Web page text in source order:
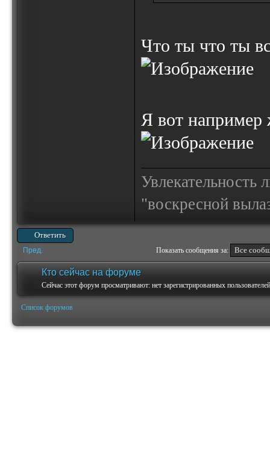
Что ты что ты
Я вот например
Увлекательность
"воскресной
Ответить
Пред. Показать сообщения за:
Кто сейчас на форуме
Сейчас этот форум просматривают: нет зарегистрированных
Список форумов